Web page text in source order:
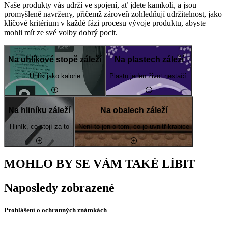
Naše produkty vás udrží ve spojení, ať jdete kamkoli, a jsou
promyšleně navrženy, přičemž zároveň zohledňují udržitelnost, jako
klíčové kritérium v každé fázi procesu vývoje produktu, abyste
mohli mít ze své volby dobrý pocit.
Na uhlíkové stopě záleží
Uhlík jako kalorie
Na plastech záleží
Plastu jeden život nestačí.
Na hliníku záleží
Hliník, co stojí za to
Na obalech záleží
Není to jen o tom, co je uvnitř krabice
MOHLO BY SE VÁM TAKÉ LÍBIT
Naposledy zobrazené
Prohlášení o ochranných známkách